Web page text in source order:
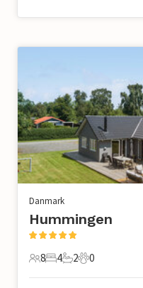
Danmark
Hummingen
8 Gjester
8
4 Soverom
4
2 Bad
2
0 Kjæledyr
0